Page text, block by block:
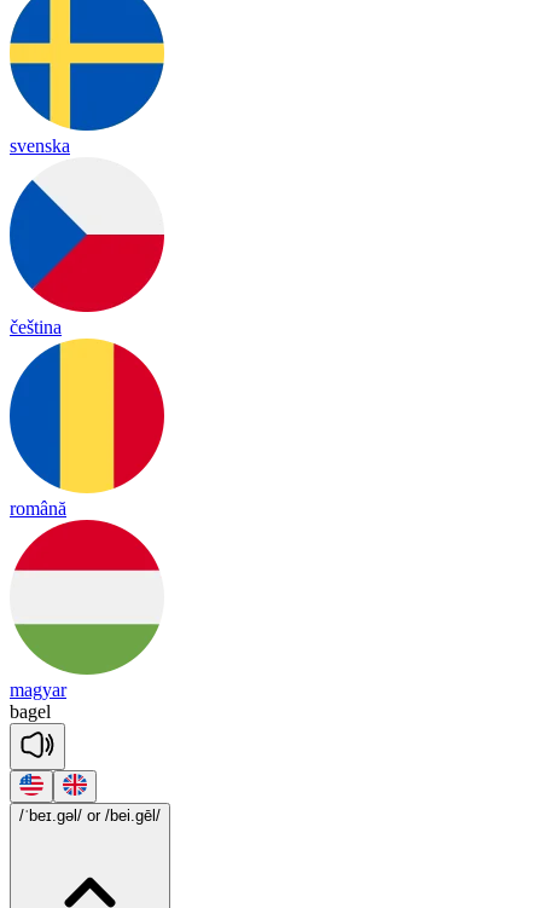
svenska
čeština
română
magyar
bagel
/ˈbeɪ.gəl/ or /bei.gēl/